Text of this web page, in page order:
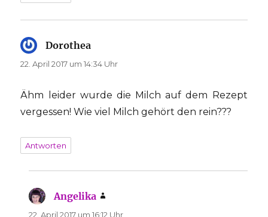
Dorothea
22. April 2017 um 14:34 Uhr
Ähm leider wurde die Milch auf dem Rezept
vergessen! Wie viel Milch gehört den rein???
Antworten
Angelika
22. April 2017 um 16:12 Uhr